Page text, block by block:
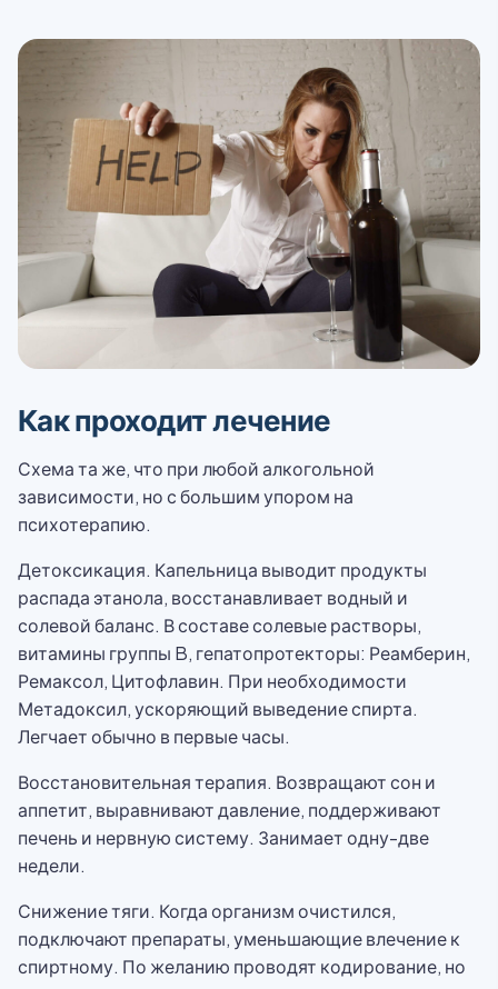
Как проходит лечение
Схема та же, что при любой алкогольной
зависимости, но с большим упором на
психотерапию.
Детоксикация. Капельница выводит продукты
распада этанола, восстанавливает водный и
солевой баланс. В составе солевые растворы,
витамины группы B, гепатопротекторы: Реамберин,
Ремаксол, Цитофлавин. При необходимости
Метадоксил, ускоряющий выведение спирта.
Легчает обычно в первые часы.
Восстановительная терапия. Возвращают сон и
аппетит, выравнивают давление, поддерживают
печень и нервную систему. Занимает одну-две
недели.
Снижение тяги. Когда организм очистился,
подключают препараты, уменьшающие влечение к
спиртному. По желанию проводят кодирование, но